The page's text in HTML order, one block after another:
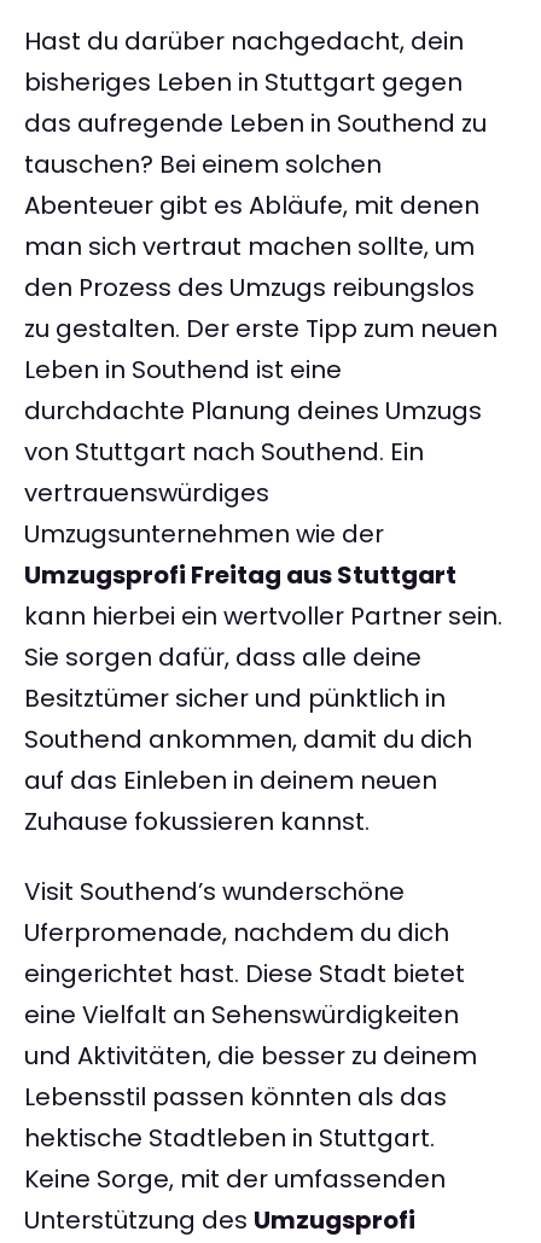
Hast du darüber nachgedacht, dein
bisheriges Leben in Stuttgart gegen
das aufregende Leben in Southend zu
tauschen? Bei einem solchen
Abenteuer gibt es Abläufe, mit denen
man sich vertraut machen sollte, um
den Prozess des Umzugs reibungslos
zu gestalten. Der erste Tipp zum neuen
Leben in Southend ist eine
durchdachte Planung deines Umzugs
von Stuttgart nach Southend. Ein
vertrauenswürdiges
Umzugsunternehmen wie der
Umzugsprofi Freitag aus Stuttgart
kann hierbei ein wertvoller Partner sein.
Sie sorgen dafür, dass alle deine
Besitztümer sicher und pünktlich in
Southend ankommen, damit du dich
auf das Einleben in deinem neuen
Zuhause fokussieren kannst.
Visit Southend’s wunderschöne
Uferpromenade, nachdem du dich
eingerichtet hast. Diese Stadt bietet
eine Vielfalt an Sehenswürdigkeiten
und Aktivitäten, die besser zu deinem
Lebensstil passen könnten als das
hektische Stadtleben in Stuttgart.
Keine Sorge, mit der umfassenden
Unterstützung des Umzugsprofi